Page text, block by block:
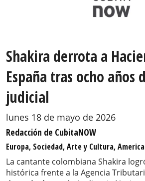
Shakira derrota a
España tras ocho años
judicial
lunes 18 de mayo de 2026
Redacción de CubitaNOW
Europa, Sociedad, Arte y Cultura,
La cantante colombiana Shakira
histórica frente a la Agencia